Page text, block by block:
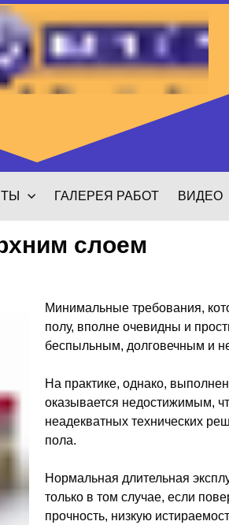
ГАЛЕРЕЯ РАБОТ ВИДЕО
Минимальные требования,
полу, вполне очевидны и
беспыльным, долговечным и
На практике, однако,
оказывается недостижимым,
неадекватных технических
пола.
Нормальная длительная
только в том случае, если
прочность, низкую
слоем